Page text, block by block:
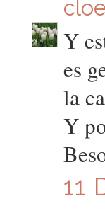
cloe
Y
es
la
Y
11